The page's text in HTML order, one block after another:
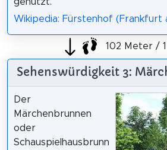
Wikipedia: Fürstenhof (Frankfurt
102 Meter /
Sehenswürdigkeit 3:
Der
Märchenbrunnen
oder
Schauspielhausbrunn